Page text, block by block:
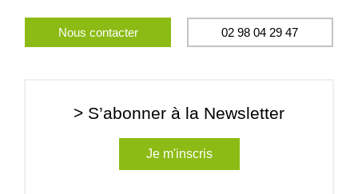
Nous contacter 02 98 04 29 47
> S’abonner à la Newsletter
Je m'inscris